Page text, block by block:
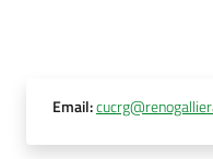
Email: